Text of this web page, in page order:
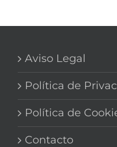
Aviso Legal
Política de
Política de
Contacto